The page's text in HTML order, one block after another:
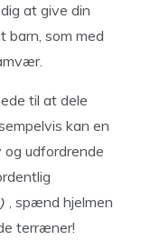
at give din
barn, som med
til at dele
kan en
udfordrende
, spænd hjelmen
terræner!